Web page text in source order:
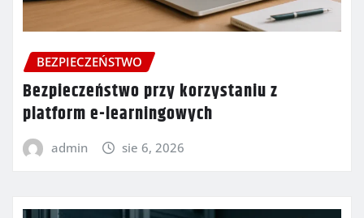
BEZPIECZEŃSTWO
Bezpieczeństwo przy korzystaniu z
platform e-learningowych
admin sie 6, 2026